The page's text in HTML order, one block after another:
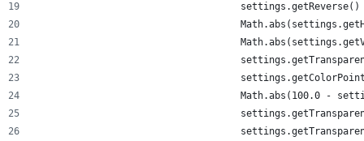
settings.getReverse()
Math.abs(100.0 -